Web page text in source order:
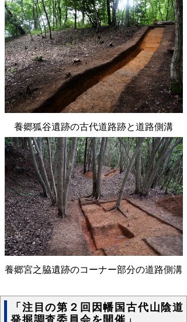
養郷狐谷遺跡の古代道路跡と道路側溝
養郷宮之脇遺跡のコーナー部分の道路側溝
「注目の第２回因幡国古代山陰道
発掘調査委員会を開催」